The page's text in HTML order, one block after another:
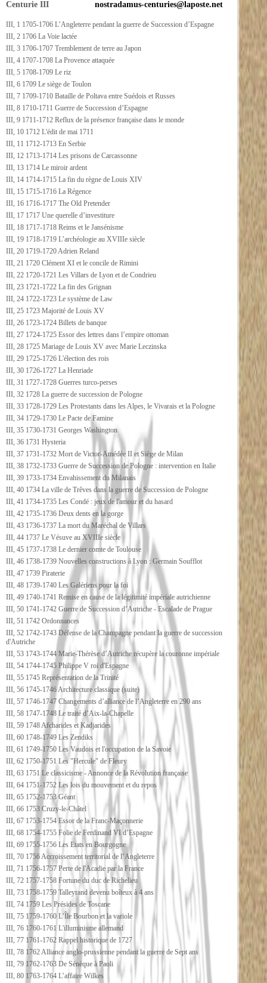
Centurie III
III, 1 1705-1706 L’Angleterre pendant la guerre de Succession d’Espagne
III, 2 1706 La Voie lactée
III, 3 1706-1707 Tremblement de terre au Japon
III, 4 1707-1708 La Provence attaquée
III, 5 1708-1709 Le riz
III, 6 1709 Le siège de Toulon
III, 7 1709-1710 Bataille de Poltava entre Suédois et Russes
III, 8 1710-1711 Guerre de Succession d’Espagne
III, 9 1711-1712 Reflux de la présence française dans le monde
III, 10 1712 L'édit de mai 1711
III, 11 1712-1713 En Serbie
III, 12 1713-1714 Les prisons de Carcassonne
III, 13 1714 Le miroir ardent
III, 14 1714-1715 La fin du règne de Louis XIV
III, 15 1715-1716 La Régence
III, 16 1716-1717 The Old Pretender
III, 17 1717 Une querelle d’investiture
III, 18 1717-1718 Reims et le Jansénisme
III, 19 1718-1719 L’archéologie au XVIIIe siècle
III, 20 1719-1720 Adrien Reland
III, 21 1720 Clément XI et le concile de Rimini
III, 22 1720-1721 Les Villars de Lyon et de Condrieu
III, 23 1721-1722 La fin des Grignan
III, 24 1722-1723 Le système de Law
III, 25 1723 Majorité de Louis XV
III, 26 1723-1724 Billets de banque
III, 27 1724-1725 Essor des lettres dans l’empire ottoman
III, 28 1725 Mariage de Louis XV avec Marie Leczinska
III, 29 1725-1726 L'élection des rois
III, 30 1726-1727 La Henriade
III, 31 1727-1728 Guerres turco-perses
III, 32 1728 La guerre de succession de Pologne
III, 33 1728-1729 Les Protestants dans les Alpes, le Vivarais et la Pologne
III, 34 1729-1730 Le Pacte de Famine
III, 35 1730-1731 Georges Washington
III, 36 1731 Hysteria
III, 37 1731-1732 Mort de Victor-Amédée II et Siège de Milan
III, 38 1732-1733 Guerre de Succession de Pologne : intervention en Italie
III, 39 1733-1734 Envahissement du Milanais
III, 40 1734 La ville de Trêves dans la guerre de Succession de Pologne
III, 41 1734-1735 Les Condé : jeux de l'amour et du hasard
III, 42 1735-1736 Deux dents en la gorge
III, 43 1736-1737 La mort du Maréchal de Villars
III, 44 1737 Le Vésuve au XVIIIe siècle
III, 45 1737-1738 Le dernier comte de Toulouse
III, 46 1738-1739 Nouvelles constructions à Lyon : Germain Soufflot
III, 47 1739 Piraterie
III, 48 1739-1740 Les Galériens pour la foi
III, 49 1740-1741 Remise en cause de la légitimité impériale autrichienne
III, 50 1741-1742 Guerre de Succession d’Autriche - Escalade de Prague
III, 51 1742 Ordonnances
III, 52 1742-1743 Défense de la Champagne pendant la guerre de succession
d'Autriche
III, 53 1743-1744 Marie-Thérèse d’Autriche récupère la couronne impériale
III, 54 1744-1745 Philippe V roi d'Espagne
III, 55 1745 Représentation de la Trinité
III, 56 1745-1746 Architecture classique (suite)
III, 57 1746-1747 Changements d’alliance de l’Angleterre en 290 ans
III, 58 1747-1748 Le traité d’Aix-la-Chapelle
III, 59 1748 Afcharides et Kadjarides
III, 60 1748-1749 Les Zendiks
III, 61 1749-1750 Les Vaudois et l'occupation de la Savoie
III, 62 1750-1751 Les "Hercule" de Fleury
III, 63 1751 Le classicisme - Annonce de la Révolution française
III, 64 1751-1752 Les lois du mouvement et du repos
III, 65 1752-1753 Géant
III, 66 1753 Cruzy-le-Châtel
III, 67 1753-1754 Essor de la Franc-Maçonnerie
III, 68 1754-1755 Folie de Ferdinand VI d’Espagne
III, 69 1755-1756 Les Etats en Bourgogne
III, 70 1756 Accroissement territorial de l’Angleterre
III, 71 1756-1757 Perte de l'Acadie par la France
III, 72 1757-1758 Fortune du duc de Richelieu
III, 73 1758-1759 Talleyrand devenu boîteux à 4 ans
III, 74 1759 Les Présides de Toscane
III, 75 1759-1760 L’Île Bourbon et la variole
III, 76 1760-1761 L'illuminisme allemand
III, 77 1761-1762 Rappel historique de 1727
III, 78 1762 Alliance anglo-prussienne pendant la guerre de Sept ans
III, 79 1762-1763 De Sénèque à Paoli
III, 80 1763-1764 L’affaire Wilkes
nostradamus-centuries@laposte.net